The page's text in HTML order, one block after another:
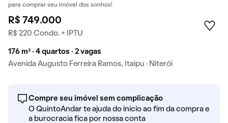
para comprar seu imóvel dos sonhos!
R$ 749.000
R$ 220 Condo. + IPTU
176 m² · 4 quartos · 2 vagas
Avenida Augusto Ferreira Ramos, Itaipu · Niterói
Compre seu imóvel sem complicação
O QuintoAndar te ajuda do início ao fim da compra e
a burocracia fica por nossa conta